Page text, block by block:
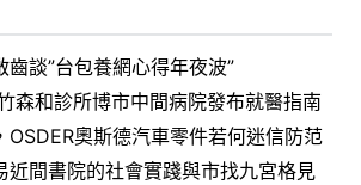
齒談”台包養網心得年夜波”
森和診所博市中間病院發布就醫指南
OSDER奧斯德汽車零件若何迷信防范
近間書院的社會實踐與市找九宮格見